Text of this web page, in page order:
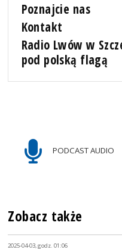
Poznajcie nas
Kontakt
Radio Lwów w
pod polską flagą
PODCAST AUDIO
Zobacz także
2025-04-03, godz. 01:06